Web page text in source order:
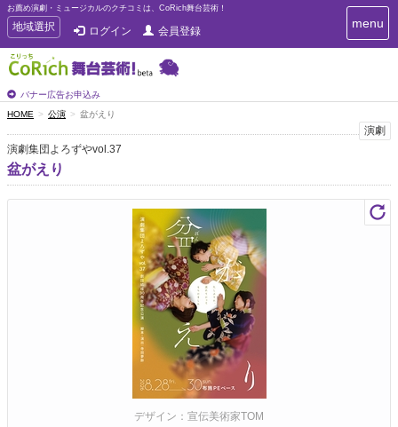
お薦め演劇・ミュージカルのクチコミは、CoRich舞台芸術！
T
o
g
g
e
n
a
v
i
g
地域選択 ログイン 会員登録
バナー広告お申込み
T
o
i
g
menu
HOME 公演 盆がえり
演劇
演劇集団よろずやvol.37
盆がえり
デザイン：宣伝美術家TOM